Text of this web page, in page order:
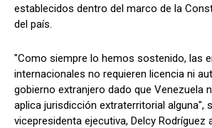
establecidos dentro del marco de la
del país.
"Como siempre lo hemos sostenido, las
internacionales no requieren licencia ni
gobierno extranjero dado que Venezuela
aplica jurisdicción extraterritorial alguna",
vicepresidenta ejecutiva, Delcy Rodríguez